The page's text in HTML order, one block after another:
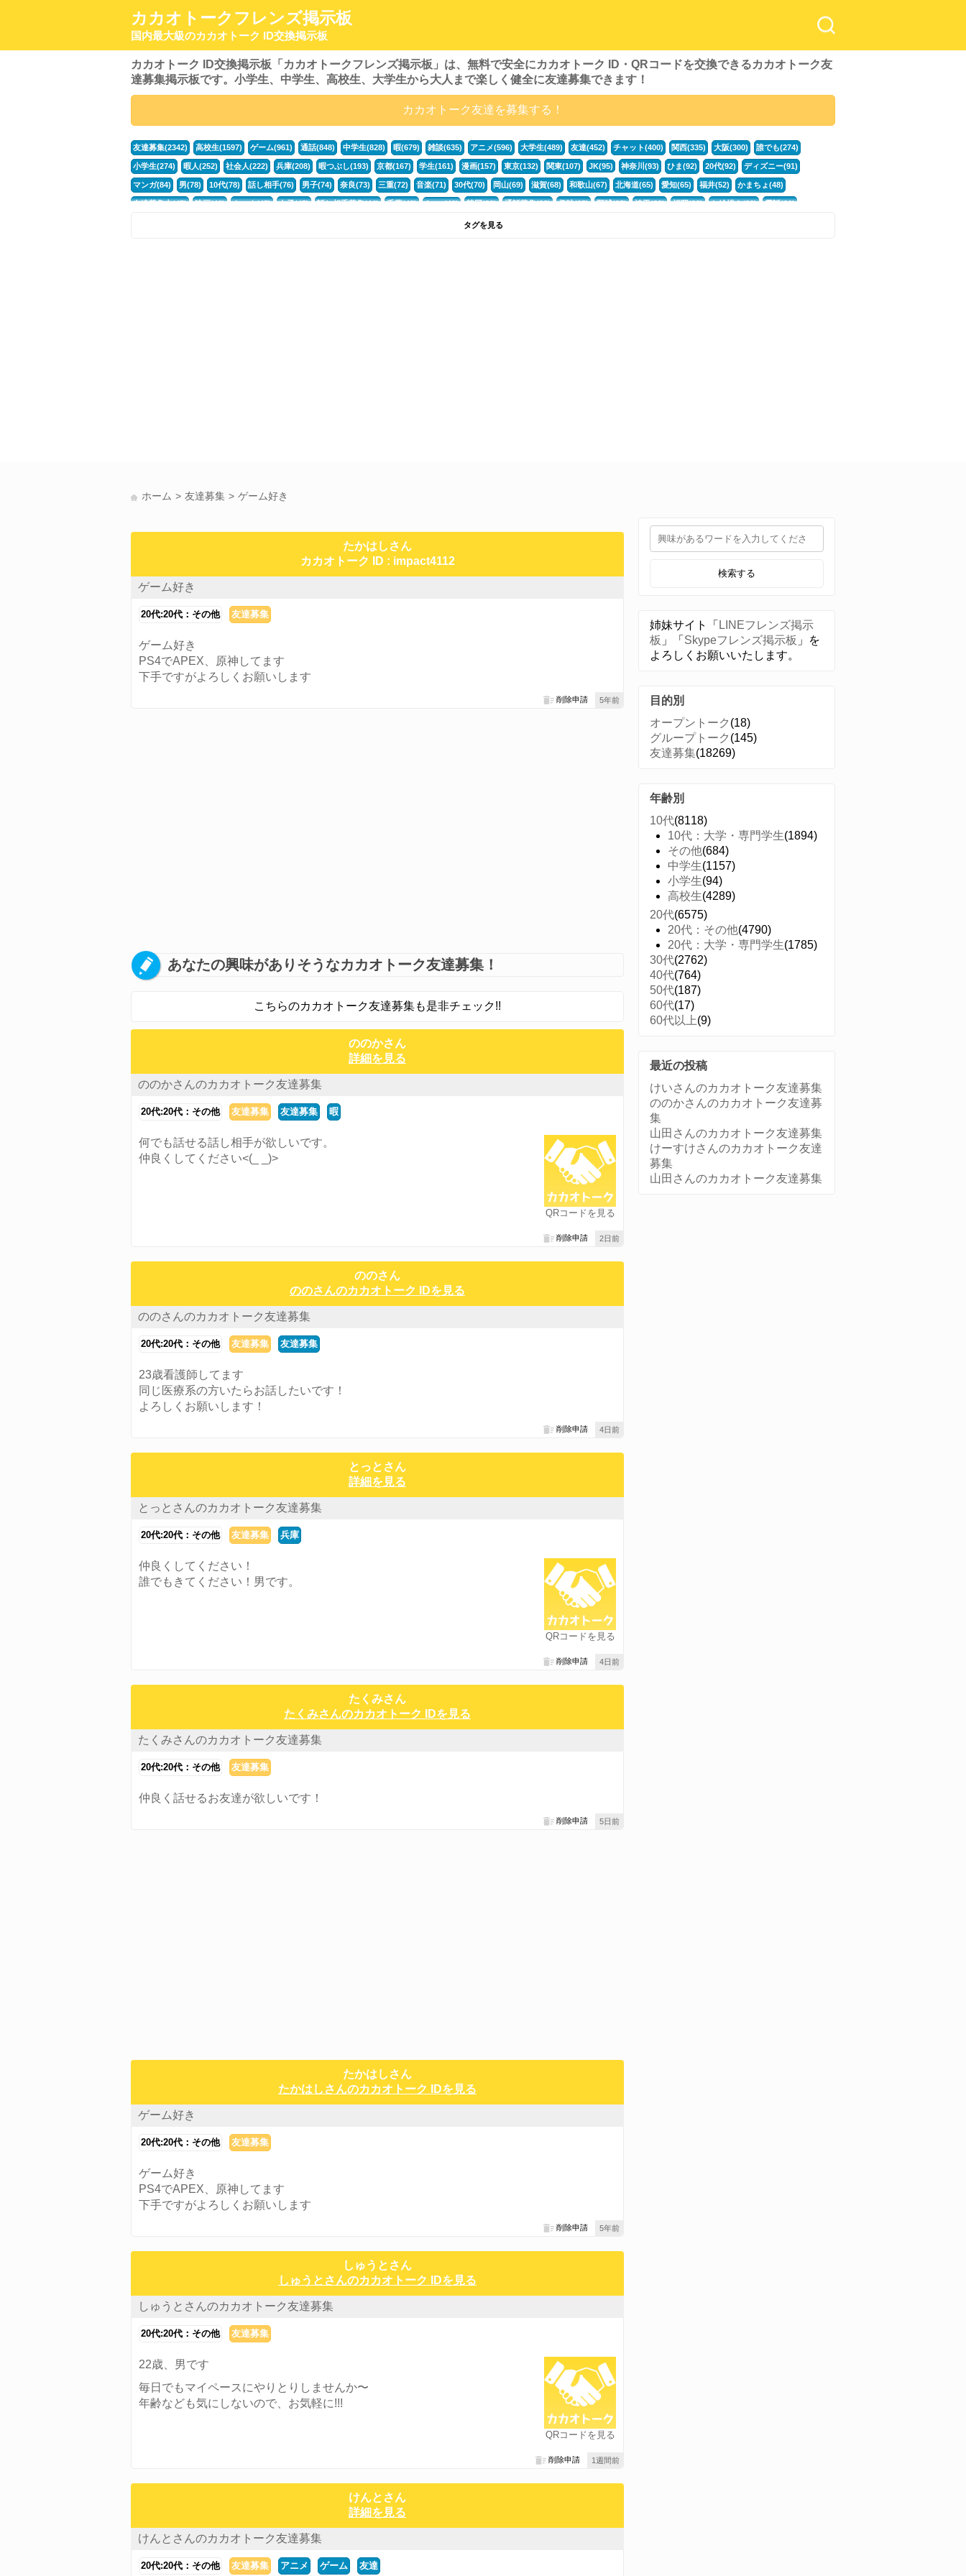
カカオトークフレンズ掲示板
国内最大級のカカオトーク ID交換掲示板
カカオトーク ID交換掲示板「カカオトークフレンズ掲示板」は、無料で安全にカカオトーク ID・QRコードを交換できるカカオトーク友
達募集掲示板です。小学生、中学生、高校生、大学生から大人まで楽しく健全に友達募集できます！
カカオトーク友達を募集する！
友達募集(2342) 高校生(1597) ゲーム(961) 通話(848) 中学生(828) 暇(679) 雑談(635) アニメ(596) 大学生(489) 友達(452) チャット(400) 関西(335) 大阪(300) 誰でも(274)
小学生(274) 暇人(252) 社会人(222) 兵庫(208) 暇つぶし(193) 京都(167) 学生(161) 漫画(157) 東京(132) 関東(107) JK(95) 神奈川(93) ひま(92) 20代(92) ディズニー(91)
マンガ(84) 男(78) 10代(78) 話し相手(76) 男子(74) 奈良(73) 三重(72) 音楽(71) 30代(70) 岡山(69) 滋賀(68) 和歌山(67) 北海道(65) 愛知(65) 福井(52) かまちょ(48)
友達募集中(47) 映画(46) トーク(45) 女子(45) 話し相手募集(44) 千葉(43) Apex(40) 韓国(39) 通話募集(38) 趣味(35) 野球(35) 埼玉(33) 福岡(33) お絵描き(33) 電話(30)
原神(24) オタク(22)
タグを見る
ホーム 友達募集 ゲーム好き
たかはしさん
カカオトーク ID : impact4112
ゲーム好き
20代:20代：その他 友達募集
ゲーム好き
PS4でAPEX、原神してます
下手ですがよろしくお願いします
5年前
削除申請
あなたの興味がありそうなカカオトーク友達募集！
こちらのカカオトーク友達募集も是非チェック!!
ののかさん
詳細を見る
ののかさんのカカオトーク友達募集
20代:20代：その他 友達募集 友達募集 暇
QRコードを見る
何でも話せる話し相手が欲しいです。
仲良くしてください<(_ _)>
2日前
削除申請
ののさん
ののさんのカカオトーク IDを見る
ののさんのカカオトーク友達募集
20代:20代：その他 友達募集 友達募集
23歳看護師してます
同じ医療系の方いたらお話したいです！
よろしくお願いします！
4日前
削除申請
とっとさん
詳細を見る
とっとさんのカカオトーク友達募集
20代:20代：その他 友達募集 兵庫
QRコードを見る
仲良くしてください！
誰でもきてください！男です。
4日前
削除申請
たくみさん
たくみさんのカカオトーク IDを見る
たくみさんのカカオトーク友達募集
20代:20代：その他 友達募集
仲良く話せるお友達が欲しいです！
5日前
削除申請
たかはしさん
たかはしさんのカカオトーク IDを見る
ゲーム好き
20代:20代：その他 友達募集
ゲーム好き
PS4でAPEX、原神してます
下手ですがよろしくお願いします
5年前
削除申請
しゅうとさん
しゅうとさんのカカオトーク IDを見る
しゅうとさんのカカオトーク友達募集
20代:20代：その他 友達募集
QRコードを見る
22歳、男です
毎日でもマイペースにやりとりしませんか〜
年齢なども気にしないので、お気軽に!!!
1週間前
削除申請
けんとさん
詳細を見る
けんとさんのカカオトーク友達募集
20代:20代：その他 友達募集 アニメ ゲーム 友達
検索する
姉妹サイト「 LINEフレンズ掲示
板 」「 Skypeフレンズ掲示板 」を
よろしくお願いいたします。
目的別
オープントーク (18)
グループトーク (145)
友達募集(18269)
年齢別
10代(8118)
10代：大学・専門学生(1894)
その他(684)
中学生(1157)
小学生(94)
高校生(4289)
20代(6575)
20代：その他(4790)
20代：大学・専門学生(1785)
30代(2762)
40代(764)
50代(187)
60代(17)
60代以上(9)
最近の投稿
けいさんのカカオトーク友達募集
ののかさんのカカオトーク友達募
集
山田さんのカカオトーク友達募集
けーすけさんのカカオトーク友達
募集
山田さんのカカオトーク友達募集